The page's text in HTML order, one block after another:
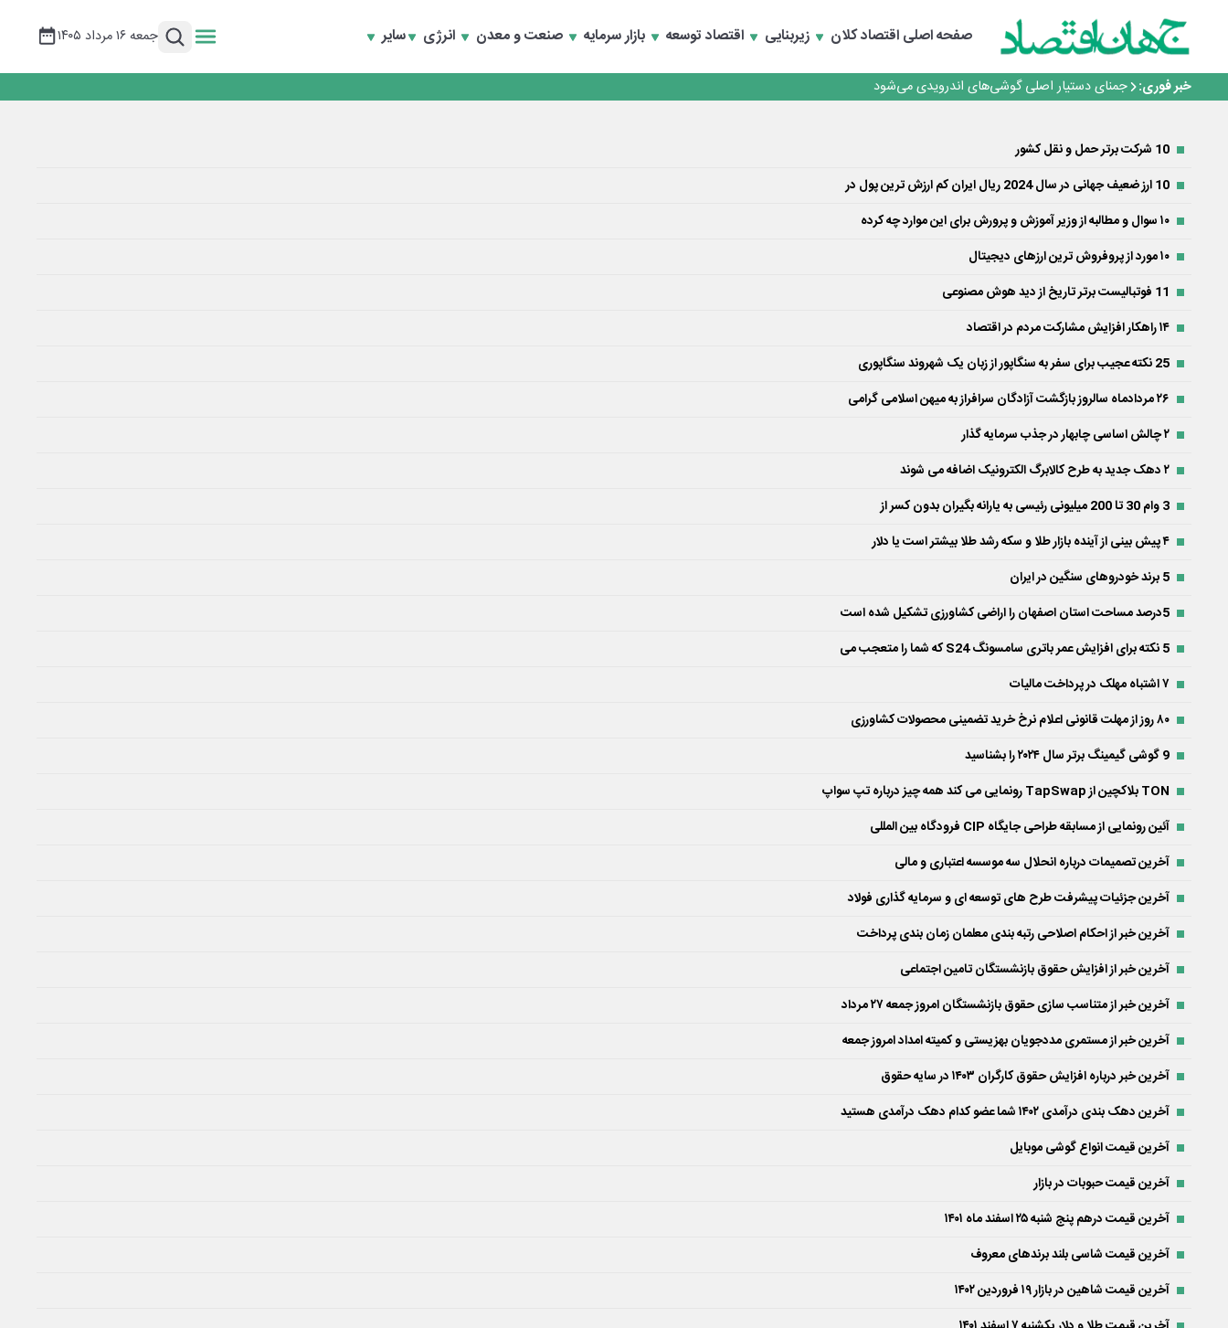
صفحه اصلیاقتصاد کلان زیربنایی اقتصاد توسعه بازار سرمایه صنعت و معدن انرژی سایر جمعه ۱۶ مرداد ۱۴۰۵
خبر فوری:
متا وارد رقابت ابزارهای هوش مصنوعی برنامه‌نویسی شد
ایران، شریک راهبردی اتحادیه اقتصادی اوراسیا در مسیر توسعه تجارت و همگرایی منطقه‌ای
جمنای دستیار اصلی گوشی‌های اندرویدی می‌شود
برنده این رقابت داستان‌نویسی، انسان نبود!
ایران، شریک راهبردی اتحادیه اقتصادی اوراسیا در مسیر توسعه تجارت و همگرایی منطقه‌ای
10 شرکت برتر حمل و نقل کشور
10 ارز ضعیف جهانی در سال 2024 ریال ایران کم ارزش ترین پول در
۱۰ سوال و مطالبه از وزیر آموزش و پرورش برای این موارد چه کرده
۱۰ مورد از پروفروش ترین ارزهای دیجیتال
11 فوتبالیست برتر تاریخ از دید هوش مصنوعی
۱۴ راهکار افزایش مشارکت مردم در اقتصاد
25 نکته عجیب برای سفر به سنگاپور از زبان یک شهروند سنگاپوری
۲۶ مردادماه سالروز بازگشت آزادگان سرافراز به میهن اسلامی گرامی
۲ چالش اساسی چابهار در جذب سرمایه گذار
۲ دهک جدید به طرح کالابرگ الکترونیک اضافه می شوند
3 وام 30 تا 200 میلیونی رئیسی به یارانه بگیران بدون کسر از
۴ پیش بینی از آینده بازار طلا و سکه رشد طلا بیشتر است یا دلار
5 برند خودروهای سنگین در ایران
5درصد مساحت استان اصفهان را اراضی کشاورزی تشکیل شده است
5 نکته برای افزایش عمر باتری سامسونگ S24 که شما را متعجب می
۷ اشتباه مهلک در پرداخت مالیات
۸۰ روز از مهلت قانونی اعلام نرخ خرید تضمینی محصولات کشاورزی
9 گوشی گیمینگ برتر سال ۲۰۲۴ را بشناسید
TON بلاکچین از TapSwap رونمایی می کند همه چیز درباره تپ سواپ
آئین رونمایی از مسابقه طراحی جایگاه CIP فرودگاه بین المللی
آخرین تصمیمات درباره انحلال سه موسسه اعتباری و مالی
آخرین جزئیات پیشرفت طرح های توسعه ای و سرمایه گذاری فولاد
آخرین خبر از احکام اصلاحی رتبه بندی معلمان زمان بندی پرداخت
آخرین خبر از افزایش حقوق بازنشستگان تامین اجتماعی
آخرین خبر از متناسب سازی حقوق بازنشستگان امروز جمعه ۲۷ مرداد
آخرین خبر از مستمری مددجویان بهزیستی و کمیته امداد امروز جمعه
آخرین خبر درباره افزایش حقوق کارگران ۱۴۰۳ در سایه حقوق
آخرین دهک بندی درآمدی ۱۴۰۲ شما عضو کدام دهک درآمدی هستید
آخرین قیمت انواع گوشی موبایل
آخرین قیمت حبوبات در بازار
آخرین قیمت درهم پنج شنبه ۲۵ اسفند ماه ۱۴۰۱
آخرین قیمت شاسی بلند برندهای معروف
آخرین قیمت شاهین در بازار ۱۹ فروردین ۱۴۰۲